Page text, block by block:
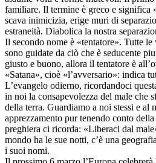
familiare. Il termine è greco e significa
scava inimicizia, erige muri di
estraneità. Diabolica la nostra
Il secondo nome è «tentatore». Tutte le
sono guidate da ciò che è seducente
giusto e buono, allora il tentatore è
«Satana», cioè «l’avversario»: indica
L’evangelo odierno, ricordandoci
in noi la consapevolezza del male che
della terra. Guardiamo a noi stessi e al
apprezzamento pur tenendo conto
preghiera ci ricorda: «Liberaci dal
mondo ha le sue notti, c’è una
i suoi nomi.